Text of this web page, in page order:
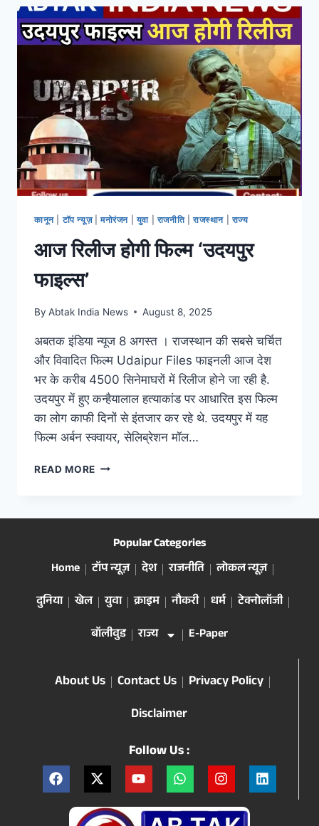
कानून| टॉप न्यूज़| मनोरंजन| युवा| राजनीति| राजस्थान| राज्य
आज रिलीज होगी फिल्म ‘उदयपुर
फाइल्स’
By Abtak India News August 8, 2025
अबतक इंडिया न्यूज 8 अगस्त । राजस्थान की सबसे चर्चित
और विवादित फिल्म Udaipur Files फाइनली आज देश
भर के करीब 4500 सिनेमाघरों में रिलीज होने जा रही है.
उदयपुर में हुए कन्हैयालाल हत्याकांड पर आधारित इस फिल्म
का लोग काफी दिनों से इंतजार कर रहे थे. उदयपुर में यह
फिल्म अर्बन स्क्वायर, सेलिब्रेशन मॉल…
READ MORE
Popular Categories
Home
टॉप न्यूज़ देश राजनीति
लोकल न्यूज़
दुनिया
खेल युवा क्राइम नौकरी धर्म
टेक्नोलॉजी
बॉलीवुड
राज्य E-Paper
About Us Contact Us
Privacy Policy
Disclaimer
Follow Us :